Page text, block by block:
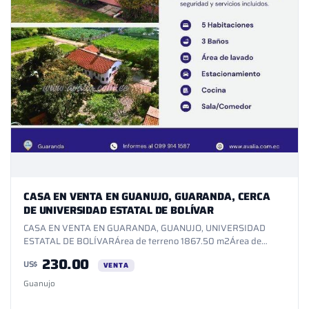
CASA EN VENTA EN GUANUJO, GUARANDA, CERCA
DE UNIVERSIDAD ESTATAL DE BOLÍVAR
CASA EN VENTA EN GUARANDA, GUANUJO, UNIVERSIDAD
ESTATAL DE BOLÍVARÁrea de terreno 1867.50 m2Área de
cubiertoTerraza con pérgolaCancha de básquetCasa taller
bodega de 64 m23 dormitorios2 baños completos, amplios1
baño socialPasadizo dormitoriosInvernaderoEntrada
US$ 230.00 VENTA
Guanujo